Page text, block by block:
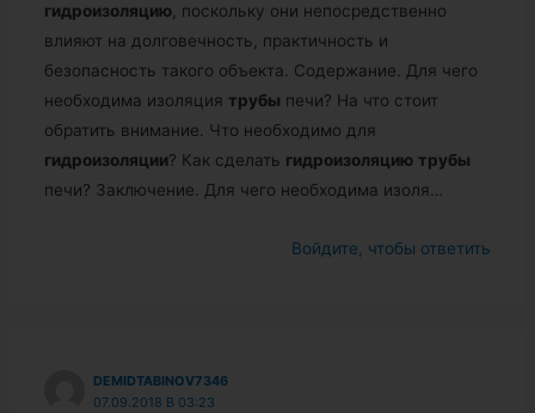
гидроизоляцию, поскольку они непосредственно
влияют на долговечность, практичность и
безопасность такого объекта. Содержание. Для чего
необходима изоляция трубы печи? На что стоит
обратить внимание. Что необходимо для
гидроизоляции? Как сделать гидроизоляцию трубы
печи? Заключение. Для чего необходима изоля…
Войдите, чтобы ответить
DEMIDTABINOV7346
07.09.2018 В 03:23